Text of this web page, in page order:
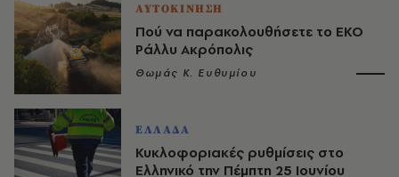
ΑΥΤΟΚΙΝΗΣΗ
Πού να παρακολουθήσετε το ΕΚΟ
Ράλλυ Ακρόπολις
Θωμάς K. Ευθυμίου
ΕΛΛΑΔΑ
Κυκλοφοριακές ρυθμίσεις στο
Ελληνικό την Πέμπτη 25 Ιουνίου